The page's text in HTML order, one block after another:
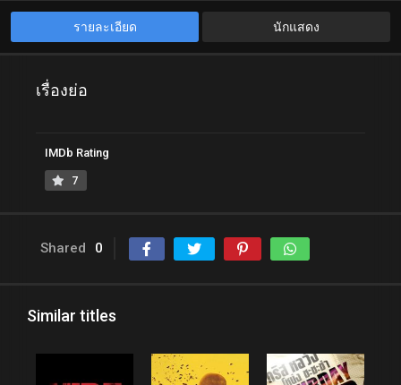
รายละเอียด นักแสดง
เรื่องย่อ
IMDb Rating
7
Shared 0
Similar titles